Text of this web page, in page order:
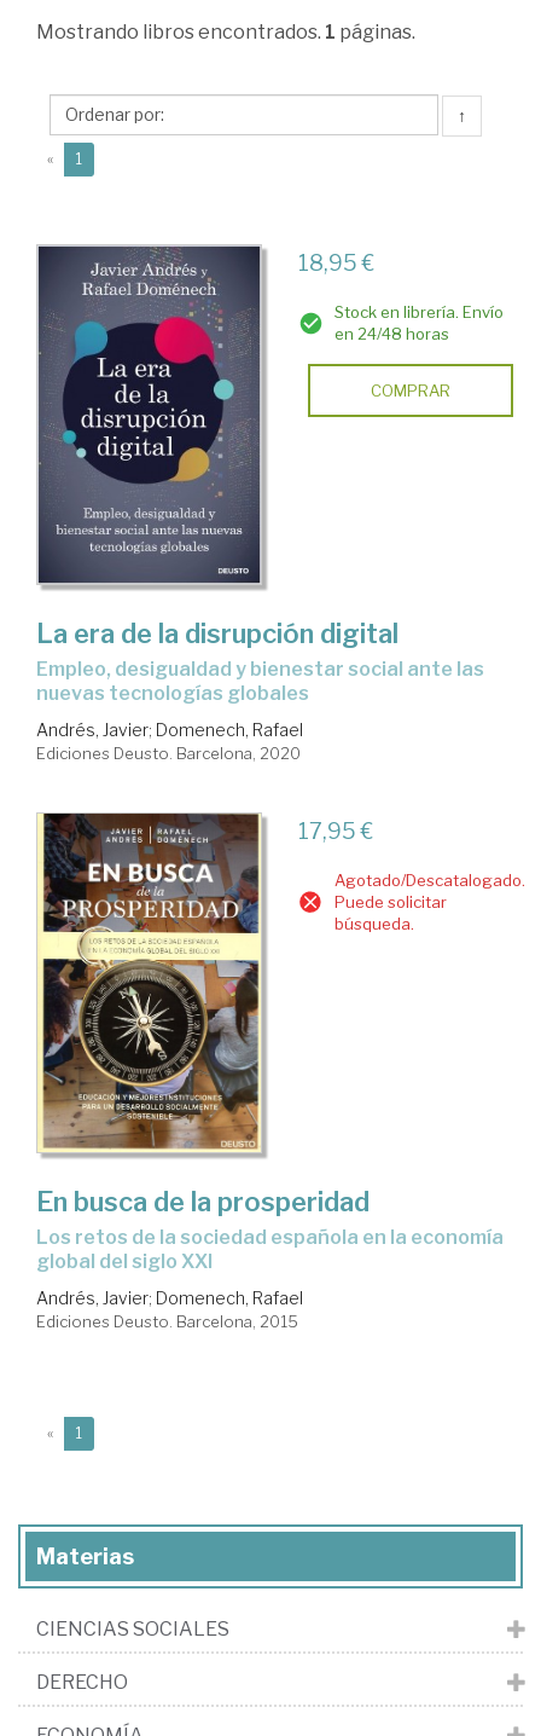
Domenech,
Mostrando libros encontrados. 1 páginas.
↑
« 1
18,95 €
Stock en librería. Envío
en 24/48 horas
COMPRAR
La era de la disrupción digital
Empleo, desigualdad y bienestar social ante las
nuevas tecnologías globales
Andrés, Javier; Domenech, Rafael
Ediciones Deusto. Barcelona, 2020
17,95 €
Agotado/Descatalogado.
Puede solicitar
búsqueda.
En busca de la prosperidad
los retos de la sociedad española en la economía
global del siglo XXI
Andrés, Javier; Domenech, Rafael
Ediciones Deusto. Barcelona, 2015
« 1
Materias
CIENCIAS SOCIALES
DERECHO